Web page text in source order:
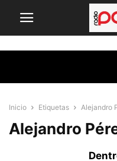
Inicio Etiquetas Alejandro
Alejandro